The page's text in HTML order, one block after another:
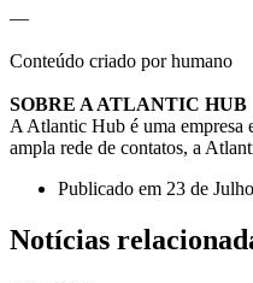
—
Conteúdo criado por humano
SOBRE A ATLANTIC HUB
A Atlantic Hub é uma empresa
ampla rede de contatos, a
Publicado em 23 de
Notícias